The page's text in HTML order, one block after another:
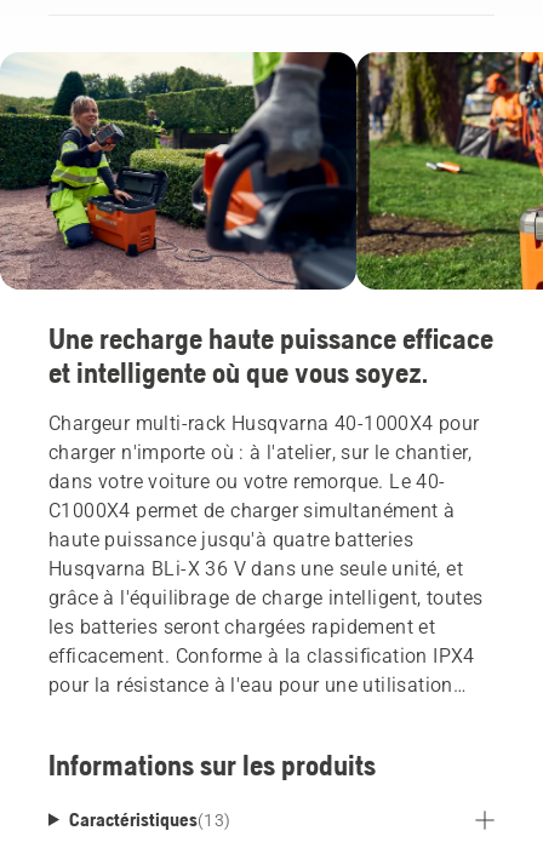
Une recharge haute puissance efficace
et intelligente où que vous soyez.
Chargeur multi-rack Husqvarna 40-1000X4 pour
charger n'importe où : à l'atelier, sur le chantier,
dans votre voiture ou votre remorque. Le 40-
C1000X4 permet de charger simultanément à
haute puissance jusqu'à quatre batteries
Husqvarna BLi-X 36 V dans une seule unité, et
grâce à l'équilibrage de charge intelligent, toutes
les batteries seront chargées rapidement et
efficacement. Conforme à la classification IPX4
pour la résistance à l'eau pour une utilisation
chargeurs multi-racks offrent une configuration
batteries. Les piles ne sont pas incluses.
Informations sur les produits
Caractéristiques(13)